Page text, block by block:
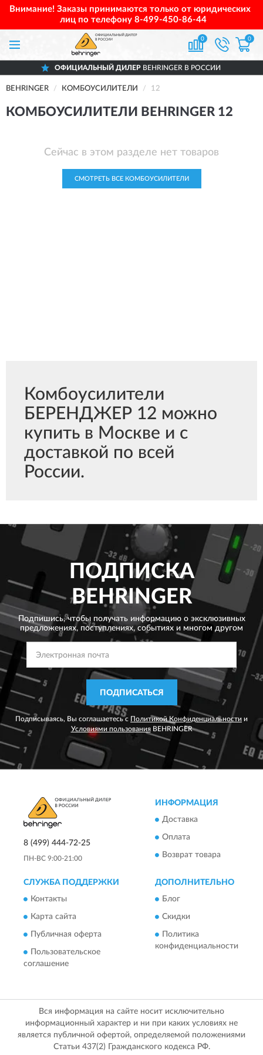
Внимание! Заказы принимаются только от юридических
лиц по телефону 8-499-450-86-44
0 0
ОФИЦИАЛЬНЫЙ ДИЛЕР BEHRINGER В РОССИИ
BEHRINGER КОМБОУСИЛИТЕЛИ 12
КОМБОУСИЛИТЕЛИ BEHRINGER 12
Сейчас в этом разделе нет товаров
СМОТРЕТЬ ВСЕ КОМБОУСИЛИТЕЛИ
Комбоусилители
БЕРЕНДЖЕР 12 можно
купить в Москве и с
доставкой по всей
России.
ПОДПИСКА
BEHRINGER
Подпишись, чтобы получать информацию о эксклюзивных
предложениях, поступлениях, событиях и многом другом
ПОДПИСАТЬСЯ
Подписываясь, Вы соглашаетесь с Политикой Конфиденциальности и
Условиями пользованияBEHRINGER
8 (499) 444-72-25
ПН-ВС 9:00-21:00
ИНФОРМАЦИЯ
Доставка
Оплата
Возврат товара
СЛУЖБА ПОДДЕРЖКИ
Контакты
Карта сайта
Публичная оферта
Пользовательское
соглашение
ДОПОЛНИТЕЛЬНО
Блог
Скидки
Политика
конфиденциальности
Вся информация на сайте носит исключительно
информационный характер и ни при каких условиях не
является публичной офертой, определяемой положениями
Статьи 437(2) Гражданского кодекса РФ.